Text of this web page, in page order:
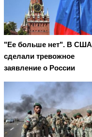
"Ее больше нет". В США
сделали тревожное
заявление о России